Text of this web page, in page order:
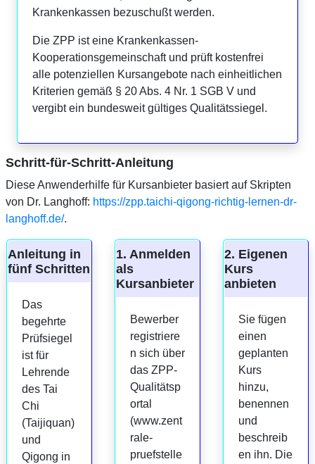
Krankenkassen bezuschußt werden.
Die ZPP ist eine Krankenkassen-
Kooperationsgemeinschaft und prüft kostenfrei
alle potenziellen Kursangebote nach einheitlichen
Kriterien gemäß § 20 Abs. 4 Nr. 1 SGB V und
vergibt ein bundesweit gültiges Qualitätssiegel.
Schritt-für-Schritt-Anleitung
Diese Anwenderhilfe für Kursanbieter basiert auf Skripten
von Dr. Langhoff: https://zpp.taichi-qigong-richtig-lernen-dr-
langhoff.de/.
Anleitung in
fünf Schritten
Das
begehrte
Prüfsiegel
ist für
Lehrende
des Tai
Chi
(Taijiquan)
und
Qigong in
1. Anmelden
als
Kursanbieter
Bewerber
registriere
n sich über
das ZPP-
Qualitätsp
ortal
(www.zent
rale-
pruefstelle
2. Eigenen
Kurs
anbieten
Sie fügen
einen
geplanten
Kurs
hinzu,
benennen
und
beschreib
en ihn. Die